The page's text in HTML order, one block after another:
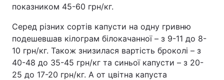
показником 45-60 грн/кг.
Серед різних сортів капусти на одну гривню
подешевшав кілограм білокачанної – з 9-11 до 8-
10 грн/кг. Також знизилася вартість броколі – з
40-48 до 35-45 грн/кг та синьої капусти – з 20-
25 до 17-20 грн/кг. А от цвітна капуста